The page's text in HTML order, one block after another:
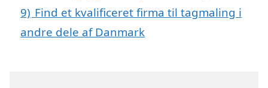
9) Find et kvalificeret firma til tagmaling i
andre dele af Danmark